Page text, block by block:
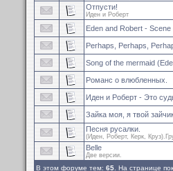
Отпусти!
Иден и Роберт
Eden and Robert - Scene
Perhaps, Perhaps,
Song of the mermaid
Романс о влюбленных.
Иден и Роберт - Это
Зайка моя, я твой
Песня русалки.
(Иден, Роберт, Керк,
Belle
Две версии.
В этом форуме тем: 65. На странице